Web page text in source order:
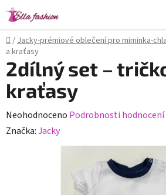
Přejít
na
obsah
Domů
/Jacky-prémiové oblečení pro miminka-
a kraťasy
2dílný set –
kraťasy
Průměrné
hodnocení
Neohodnoceno Podrobnosti hodnocení
Značka:Jacky